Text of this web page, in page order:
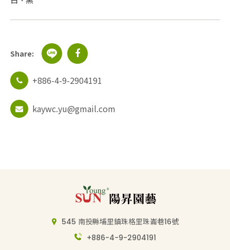
Share:
+886-4-9-2904191
kaywc.yu@gmail.com
545 南投縣埔里鎮珠格里珠崙巷16號
+886-4-9-2904191